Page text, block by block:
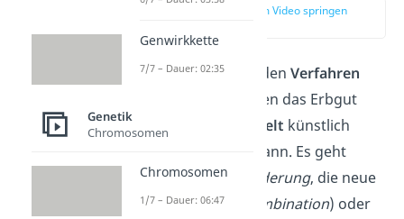
zur Stelle im Video springen
AlsGentechnik werdenVerfahren
bezeichnet, mit denen das Erbgut
von Lebewesen
gezielt künstlich
verändert werden kann. Es geht
dabei um dieVeränderung, die neue
Kombination ( Rekombination) oder
Genwirkkette
7/7 – Dauer: 02:35
Genetik
Chromosomen
Chromosomen
1/7 – Dauer: 06:47